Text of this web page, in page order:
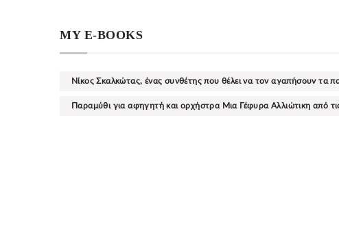
MY E-BOOKS
Νίκος Σκαλκώτας, ένας συνθέτης που θέλει να τον αγαπήσουν τα
Παραμύθι για αφηγητή και ορχήστρα Μια Γέφυρα Αλλιώτικη από